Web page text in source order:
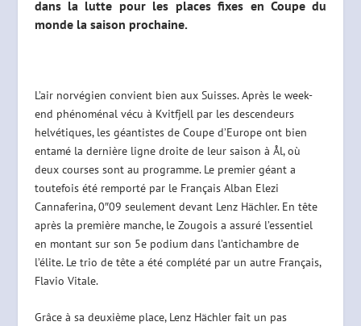
dans la lutte pour les places fixes en Coupe du
monde la saison prochaine.
L’air norvégien convient bien aux Suisses. Après le week-
end phénoménal vécu à Kvitfjell par les descendeurs
helvétiques, les géantistes de Coupe d’Europe ont bien
entamé la dernière ligne droite de leur saison à Ål, où
deux courses sont au programme. Le premier géant a
toutefois été remporté par le Français Alban Elezi
Cannaferina, 0″09 seulement devant Lenz Hächler. En tête
après la première manche, le Zougois a assuré l’essentiel
en montant sur son 5e podium dans l’antichambre de
l’élite. Le trio de tête a été complété par un autre Français,
Flavio Vitale.
Grâce à sa deuxième place, Lenz Hächler fait un pas